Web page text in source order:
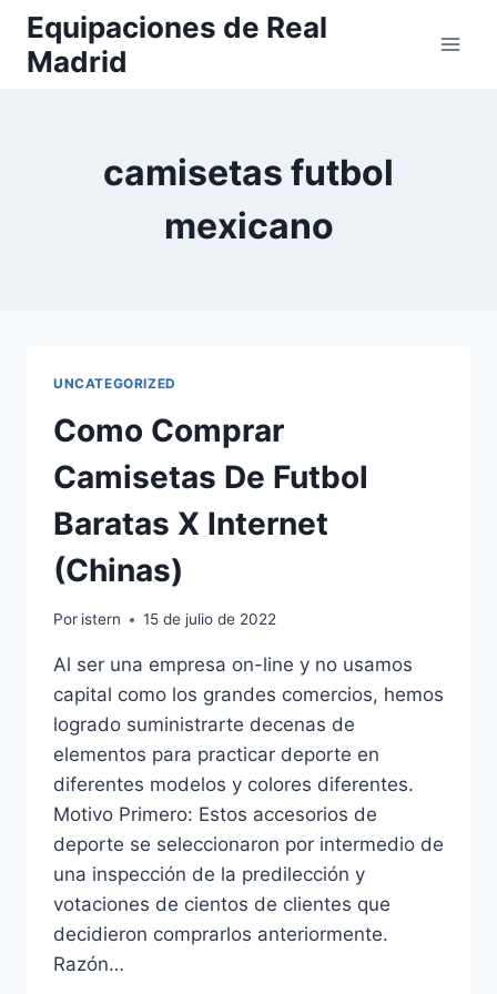
Saltar
contenido
Equipaciones de Real
Madrid
camisetas futbol
mexicano
UNCATEGORIZED
Como Comprar
Camisetas De Futbol
Baratas X Internet
(Chinas)
Por istern 15 de julio de 2022
Al ser una empresa on-line y no usamos
capital como los grandes comercios, hemos
logrado suministrarte decenas de
elementos para practicar deporte en
diferentes modelos y colores diferentes.
Motivo Primero: Estos accesorios de
deporte se seleccionaron por intermedio de
una inspección de la predilección y
votaciones de cientos de clientes que
decidieron comprarlos anteriormente.
Razón…